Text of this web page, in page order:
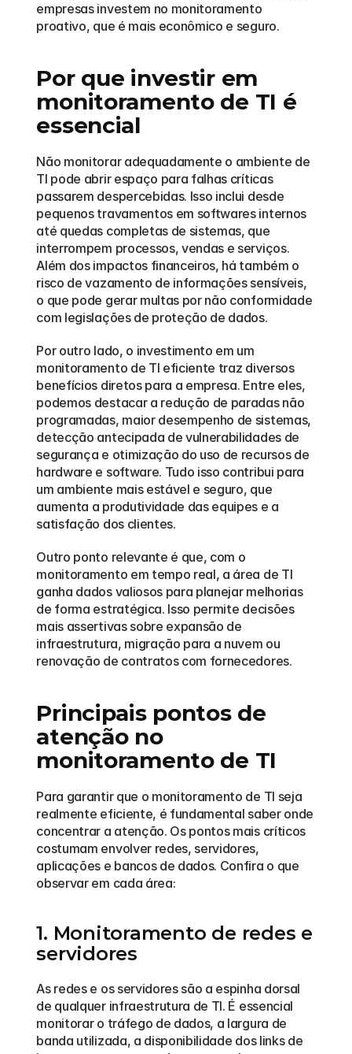
empresas investem no monitoramento
proativo, que é mais econômico e seguro.
Por que investir em
monitoramento de TI é
essencial
Não monitorar adequadamente o ambiente de
TI pode abrir espaço para falhas críticas
passarem despercebidas. Isso inclui desde
pequenos travamentos em softwares internos
até quedas completas de sistemas, que
interrompem processos, vendas e serviços.
Além dos impactos financeiros, há também o
risco de vazamento de informações sensíveis,
o que pode gerar multas por não conformidade
com legislações de proteção de dados.
Por outro lado, o investimento em um
monitoramento de TI eficiente traz diversos
benefícios diretos para a empresa. Entre eles,
podemos destacar a redução de paradas não
programadas, maior desempenho de sistemas,
detecção antecipada de vulnerabilidades de
segurança e otimização do uso de recursos de
hardware e software. Tudo isso contribui para
um ambiente mais estável e seguro, que
aumenta a produtividade das equipes e a
satisfação dos clientes.
Outro ponto relevante é que, com o
monitoramento em tempo real, a área de TI
ganha dados valiosos para planejar melhorias
de forma estratégica. Isso permite decisões
mais assertivas sobre expansão de
infraestrutura, migração para a nuvem ou
renovação de contratos com fornecedores.
Principais pontos de
atenção no
monitoramento de TI
Para garantir que o monitoramento de TI seja
realmente eficiente, é fundamental saber onde
concentrar a atenção. Os pontos mais críticos
costumam envolver redes, servidores,
aplicações e bancos de dados. Confira o que
observar em cada área:
1. Monitoramento de redes e
servidores
As redes e os servidores são a espinha dorsal
de qualquer infraestrutura de TI. É essencial
monitorar o tráfego de dados, a largura de
banda utilizada, a disponibilidade dos links de